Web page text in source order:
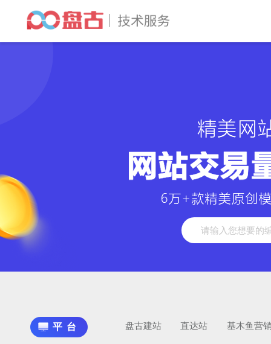
平台 盘古建站 直达站 基木鱼营